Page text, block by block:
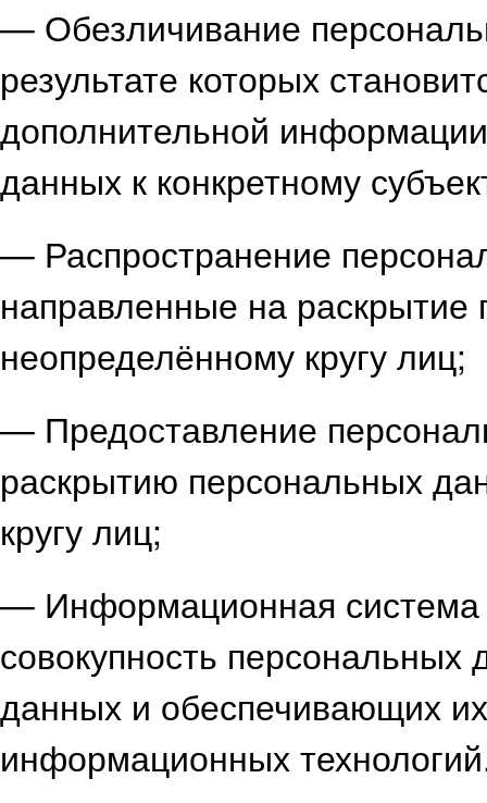
— Обезличивание
результате которых
дополнительной
данных к конкретному
— Распространение
направленные на
неопределённому кругу лиц;
— Предоставление
раскрытию персональных
кругу лиц;
— Информационная
совокупность
данных и обеспечивающих
информационных